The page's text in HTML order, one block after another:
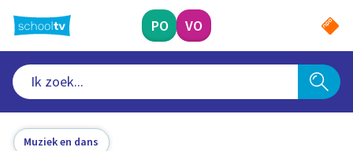
naar
hoofdinhoud
PO VO
Muziek en dans